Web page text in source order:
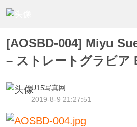
[AOSBD-004] Miyu
– ストレートグラビア
U15写真网
2019-8-9 21:27:51